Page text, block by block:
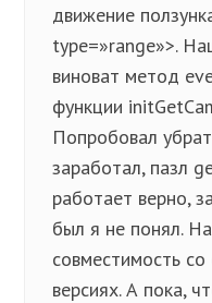
движение
type=»range»>.
виноват метод
функции
Попробовал
заработал, пазл
работает верно,
был я не понял.
совместимость
версиях. А пока,